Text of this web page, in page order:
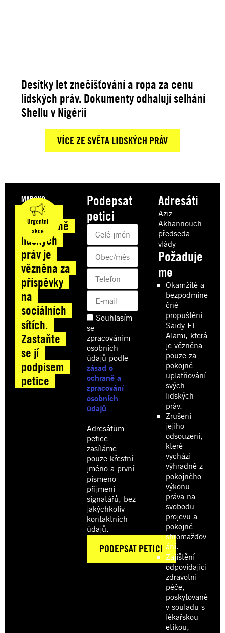
Desítky let znečišťování a ropa za cenu
lidských práv. Dokumenty odhalují selhání
Shellu v Nigérii
VÍCE ZE SVĚTA LIDSKÝCH PRÁV
Urgentní
akce
MAROKO
Maroko:
Obránkyně
lidských
práv je
vězněna za
příspěvky
na
sociálních
sítích.
Zastaňte
se jí
podpisem
petice
Podepsat
petici
Souhlasím
se
zpracováním
osobních
údajů podle
zásad o
ochraně a
zpracování
osobních
údajů
Adresátům
petice
zasíláme
pouze křestní
jméno a první
písmeno
příjmení
signatářů, bez
jakýchkoliv
kontaktních
údajů.
Adresáti
Aziz
Akhannouch
předseda
vlády
Požaduje
me
Okamžité a
bezpodmíne
čné
propuštění
Saidy El
Alami, která
je vězněna
pouze za
pokojné
uplatňování
svých
lidských
práv.
Zrušení
jejího
odsouzení,
které
vychází
výhradně z
pokojného
výkonu
práva na
svobodu
projevu a
pokojné
shromažďov
ání.
Zajištění
odpovídající
zdravotní
péče,
poskytované
v souladu s
lékařskou
etikou,